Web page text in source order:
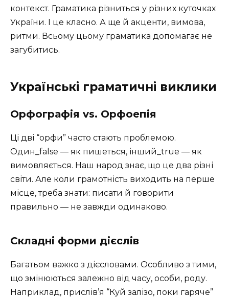
контекст. Граматика різниться у різних куточках
України. І це класно. А ще й акценти, вимова,
ритми. Всьому цьому граматика допомагає не
загубитись.
Українські граматичні виклики
Орфографія vs. Орфоепія
Ці дві “орфи” часто стають проблемою.
Один_false — як пишеться, інший_true — як
вимовляється. Наш народ знає, що це два різні
світи. Але коли грамотність виходить на перше
місце, треба знати: писати й говорити
правильно — не завжди одинаково.
Складні форми дієслів
Багатьом важко з дієсловами. Особливо з тими,
що змінюються залежно від часу, особи, роду.
Наприклад, прислів’я “Куй залізо, поки гаряче”